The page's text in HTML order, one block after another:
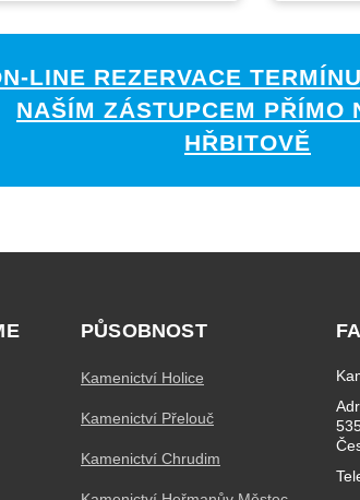
LINE REZERVACE
NAŠÍM ZÁSTUPCEM PŘÍMO
HŘBITOVĚ
PŮSOBNOST
Kamenictví Holice
Kamenictví Přelouč
Kamenictví Chrudim